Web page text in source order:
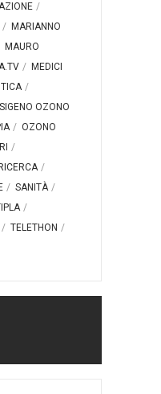
MARIANNO
MAURO
MEDICI
OZONO
OZONO
RICERCA
SANITÀ
TELETHON